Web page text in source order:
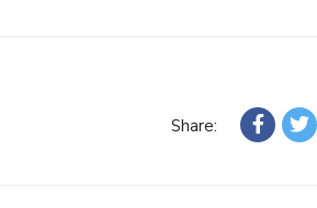
Share: